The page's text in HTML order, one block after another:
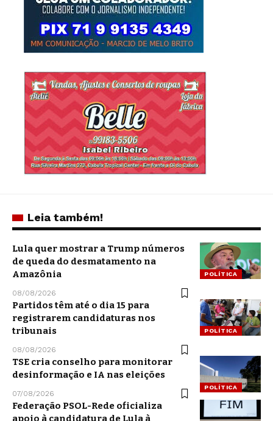
Leia também!
POLÍTICA
Lula quer mostrar a Trump números
de queda do desmatamento na
Amazônia
08/08/2026
POLÍTICA
Partidos têm até o dia 15 para
registrarem candidaturas nos
tribunais
08/08/2026
POLÍTICA
TSE cria conselho para monitorar
desinformação e IA nas eleições
07/08/2026
Federação PSOL-Rede oficializa
apoio à candidatura de Lula à